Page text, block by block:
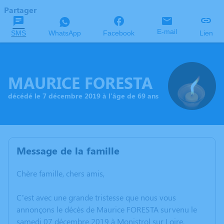
Partager
SMS WhatsApp Facebook E-mail Lien
MAURICE FORESTA
décédé le 7 décembre 2019 à l'âge de 69 ans
Message de la famille
Chère famille, chers amis,
C’est avec une grande tristesse que nous vous
annonçons le décès de Maurice FORESTA survenu le
samedi 07 décembre 2019 à Monistrol sur Loire.